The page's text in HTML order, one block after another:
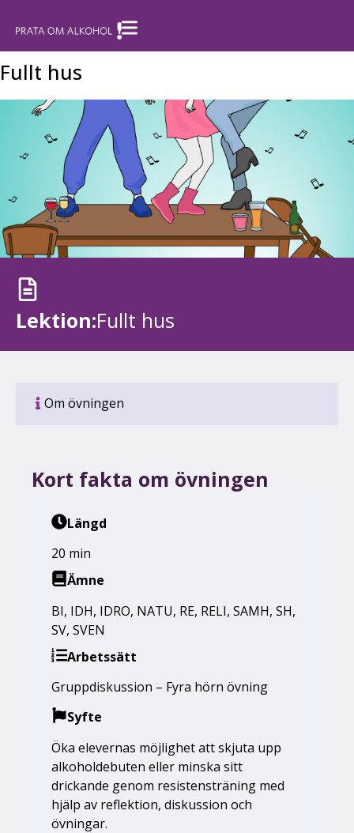
Fullt hus
Lektion:Fullt hus
Om övningen
Kort fakta om övningen
Längd
20 min
Ämne
BI, IDH, IDRO, NATU, RE, RELI, SAMH, SH,
SV, SVEN
Arbetssätt
Gruppdiskussion – Fyra hörn övning
Syfte
Öka elevernas möjlighet att skjuta upp
alkoholdebuten eller minska sitt
drickande genom resistensträning med
hjälp av reflektion, diskussion och
övningar.